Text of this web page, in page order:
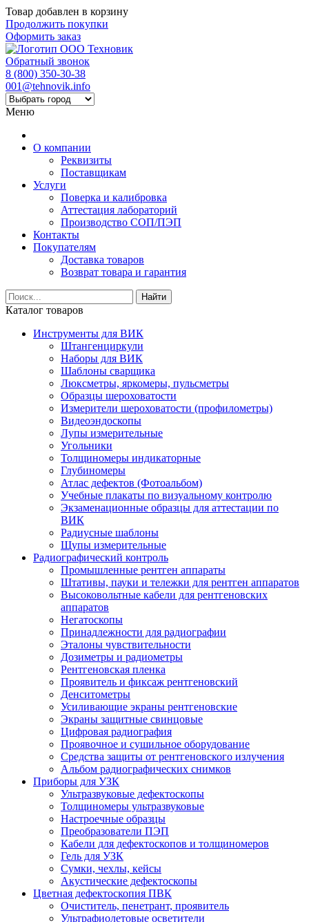
Товар добавлен в корзину
Продолжить покупки
Оформить заказ
Обратный звонок
8 (800) 350-30-38
001@tehnovik.info
Меню
О компании
Реквизиты
Поставщикам
Услуги
Поверка и калибровка
Аттестация лабораторий
Производство СОП/ПЭП
Контакты
Покупателям
Доставка товаров
Возврат товара и гарантия
Найти
Каталог товаров
Инструменты для ВИК
Штангенциркули
Наборы для ВИК
Шаблоны сварщика
Люксметры, яркомеры, пульсметры
Образцы шероховатости
Измерители шероховатости (профилометры)
Видеоэндоскопы
Лупы измерительные
Угольники
Толщиномеры индикаторные
Глубиномеры
Атлас дефектов (Фотоальбом)
Учебные плакаты по визуальному контролю
Экзаменационные образцы для аттестации по
ВИК
Радиусные шаблоны
Щупы измерительные
Радиографический контроль
Промышленные рентген аппараты
Штативы, пауки и тележки для рентген аппаратов
Высоковольтные кабели для рентгеновских
аппаратов
Негатоскопы
Принадлежности для радиографии
Эталоны чувствительности
Дозиметры и радиометры
Рентгеновская пленка
Проявитель и фиксаж рентгеновский
Денситометры
Усиливающие экраны рентгеновские
Экраны защитные свинцовые
Цифровая радиография
Проявочное и сушильное оборудование
Средства защиты от рентгеновского излучения
Альбом радиографических снимков
Приборы для УЗК
Ультразвуковые дефектоскопы
Толщиномеры ультразвуковые
Настроечные образцы
Преобразователи ПЭП
Кабели для дефектоскопов и толщиномеров
Гель для УЗК
Сумки, чехлы, кейсы
Акустические дефектоскопы
Цветная дефектоскопия ПВК
Очиститель, пенетрант, проявитель
Ультрафиолетовые осветители